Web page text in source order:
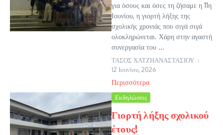
για όσους και όσες τη ζήσαμε η 11η
Ιουνίου, η γιορτή λήξης της
σχολικής χρονιάς που σιγά σιγά
ολοκληρώνεται. Χάρη στην αγαστή
συνεργασία του ...
ΤΑΣΟΣ ΧΑΤΖΗΑΝΑΣΤΑΣΙΟΥ
12 Ιουνίου, 2026
Περισσότερα
Εκδηλώσεις
Γιορτή λήξης σχολικού
έτους!